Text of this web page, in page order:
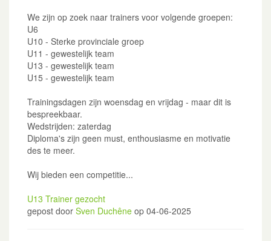
We zijn op zoek naar trainers voor volgende groepen:
U6
U10 - Sterke provinciale groep
U11 - gewestelijk team
U13 - gewestelijk team
U15 - gewestelijk team
Trainingsdagen zijn woensdag en vrijdag - maar dit is
bespreekbaar.
Wedstrijden: zaterdag
Diploma's zijn geen must, enthousiasme en motivatie
des te meer.
Wij bieden een competitie...
U13 Trainer gezocht
gepost door Sven Duchêne op 04-06-2025